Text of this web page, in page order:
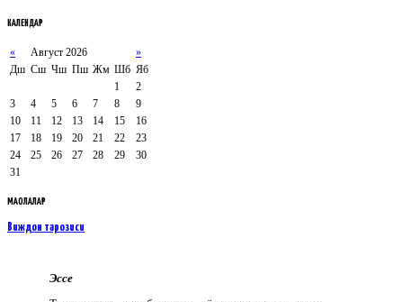
КАЛЕНДАР
« Август 2026
»
Дш Сш Чш Пш Жм Шб Яб
1
2
3
4 5 6 7 8
9
10
11 12 13 14 15
16
17
18 19 20 21 22
23
24
25 26 27 28 29
30
31
МАҚОЛАЛАР
Виждон тарозиси
Эссе